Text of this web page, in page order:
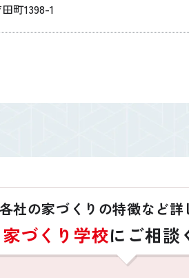
町1398-1
各社の家づくりの特徴など詳
家づくり学校にご相談